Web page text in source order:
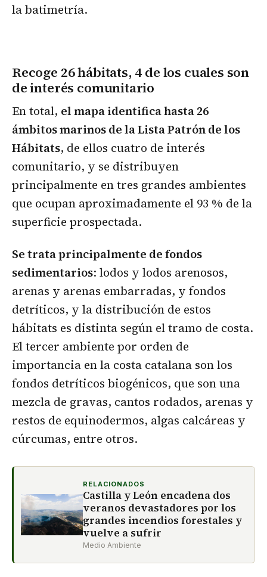
la batimetría.
Recoge 26 hábitats, 4 de los cuales son
de interés comunitario
En total, el mapa identifica hasta 26
ámbitos marinos de la Lista Patrón de los
Hábitats, de ellos cuatro de interés
comunitario, y se distribuyen
principalmente en tres grandes ambientes
que ocupan aproximadamente el 93 % de la
superficie prospectada.
Se trata principalmente de fondos
sedimentarios: lodos y lodos arenosos,
arenas y arenas embarradas, y fondos
detríticos, y la distribución de estos
hábitats es distinta según el tramo de costa.
El tercer ambiente por orden de
importancia en la costa catalana son los
fondos detríticos biogénicos, que son una
mezcla de gravas, cantos rodados, arenas y
restos de equinodermos, algas calcáreas y
cúrcumas, entre otros.
RELACIONADOS
Castilla y León encadena dos
veranos devastadores por los
grandes incendios forestales y
vuelve a sufrir
Medio Ambiente